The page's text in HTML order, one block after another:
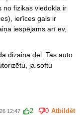
no fizikas viedokļa ir
ierīces gals ir
iespējams arī ev,
dizaina dēļ. Tas auto
ja softu
12:47 2 0 Atbildēt